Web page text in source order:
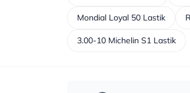
Mondial Loyal 50 Lastik
3.00-10 Michelin S1 Lastik